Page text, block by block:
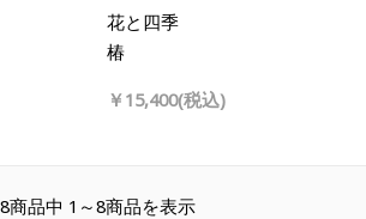
花と四季
椿
￥15,400(税込)
8商品中 1～8商品を表示